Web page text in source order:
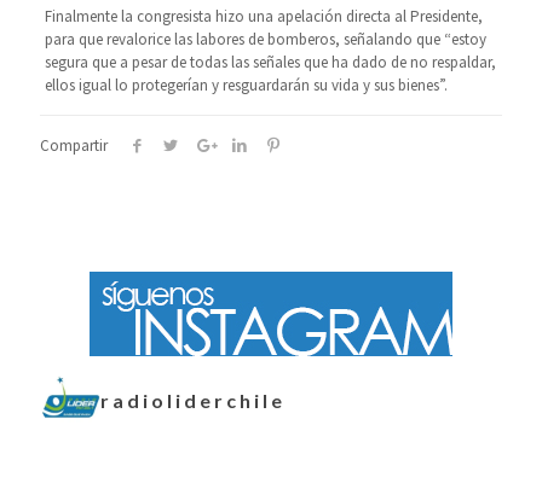
Finalmente la congresista hizo una apelación directa al Presidente,
para que revalorice las labores de bomberos, señalando que “estoy
segura que a pesar de todas las señales que ha dado de no respaldar,
ellos igual lo protegerían y resguardarán su vida y sus bienes”.
Compartir
radioliderchile